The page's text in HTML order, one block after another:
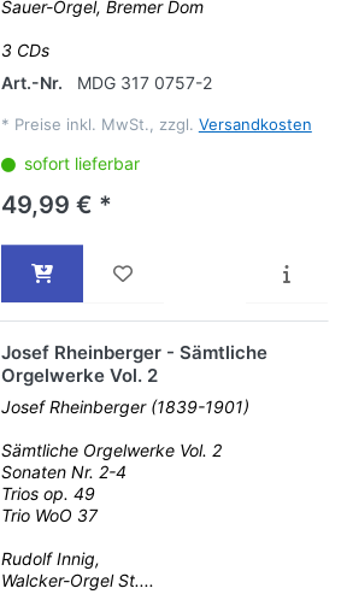
Sauer-Orgel, Bremer Dom
3 CDs
Art.-Nr.
MDG 317 0757-2
* Preise inkl. MwSt., zzgl. Versandkosten
sofort lieferbar
49,99 € *
Josef Rheinberger - Sämtliche
Orgelwerke Vol. 2
Josef Rheinberger (1839-1901)
Sämtliche Orgelwerke Vol. 2
Sonaten Nr. 2-4
Trios op. 49
Trio WoO 37
Rudolf Innig,
Walcker-Orgel St....